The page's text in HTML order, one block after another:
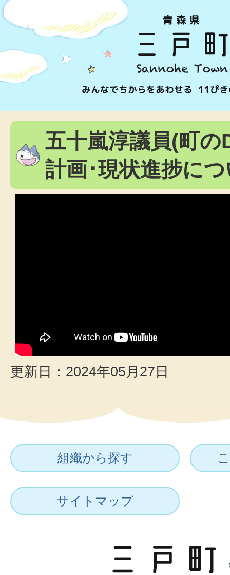
五十嵐淳議員(町の
計画･現状進捗に
更新日：2024年05月27日
組織から探す
サイトマップ